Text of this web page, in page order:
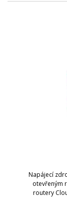
Napájecí
otevřeným
routery